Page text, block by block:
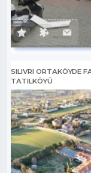
SILIVRI ORTAKÖYDE
TATILKÖYÜ